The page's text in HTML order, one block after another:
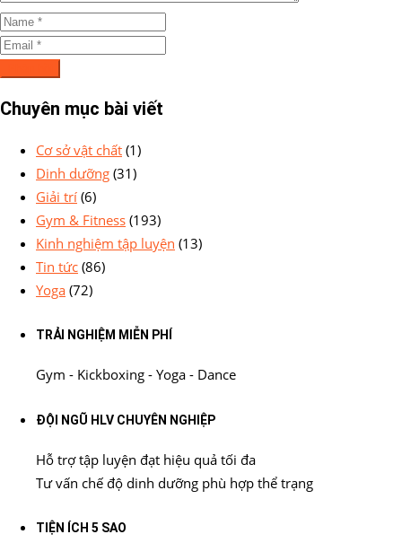
Chuyên mục bài viết
Cơ sở vật chất (1)
Dinh dưỡng (31)
Giải trí (6)
Gym & Fitness (193)
Kinh nghiệm tập luyện (13)
Tin tức (86)
Yoga (72)
TRẢI NGHIỆM MIỄN PHÍ
Gym - Kickboxing - Yoga - Dance
ĐỘI NGŨ HLV CHUYÊN NGHIỆP
Hỗ trợ tập luyện đạt hiệu quả tối đa
Tư vấn chế độ dinh dưỡng phù hợp thể trạng
TIỆN ÍCH 5 SAO